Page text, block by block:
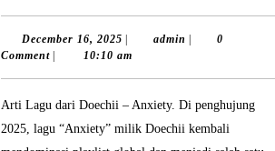
Lagu
dari
–
Anxiety
December 16, 2025 December
16,
admin admin0
Comment
10:10 am
Arti Lagu dari Doechii – Anxiety. Di penghujung
2025, lagu “Anxiety” milik Doechii kembali